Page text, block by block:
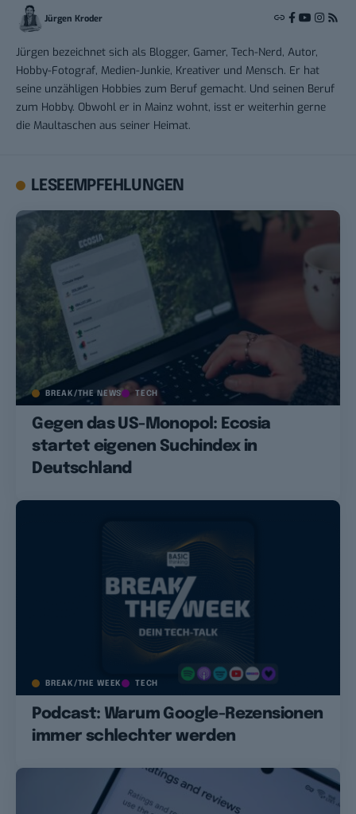
Jürgen Kroder
Jürgen bezeichnet sich als Blogger, Gamer, Tech-Nerd, Autor,
Hobby-Fotograf, Medien-Junkie, Kreativer und Mensch. Er hat
seine unzähligen Hobbies zum Beruf gemacht. Und seinen Beruf
zum Hobby. Obwohl er in Mainz wohnt, isst er weiterhin gerne
die Maultaschen aus seiner Heimat.
LESEEMPFEHLUNGEN
BREAK/THE NEWS TECH
Gegen das US-Monopol: Ecosia
startet eigenen Suchindex in
Deutschland
BREAK/THE WEEK TECH
Podcast: Warum Google-Rezensionen
immer schlechter werden